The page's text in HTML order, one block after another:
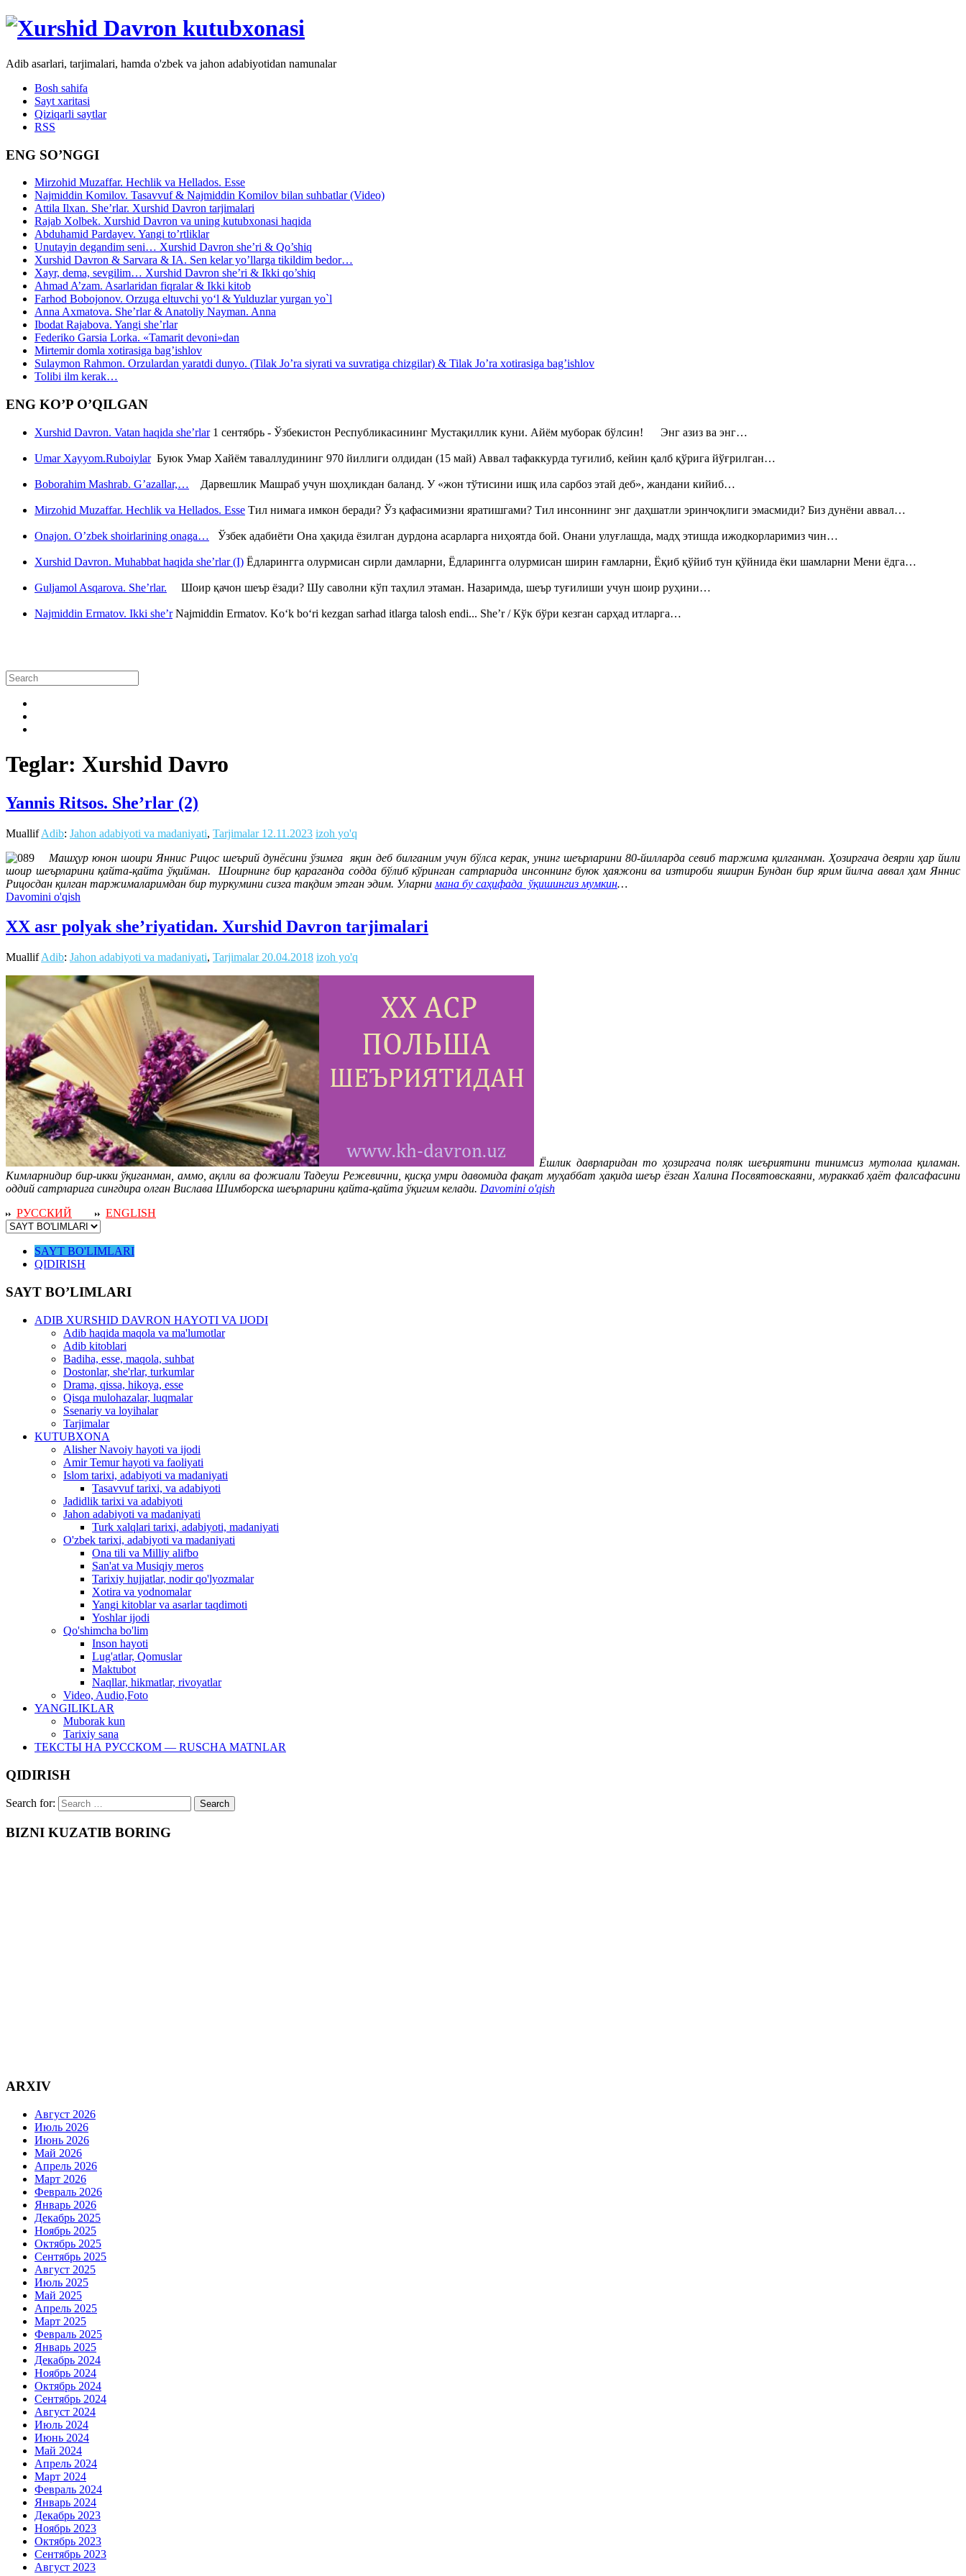
Adib asarlari, tarjimalari, hamda o'zbek va jahon adabiyotidan namunalar
Bosh sahifa
Sayt xaritasi
Qiziqarli saytlar
RSS
ENG SO’NGGI
Mirzohid Muzaffar. Hechlik va Hellados. Esse
Najmiddin Komilov. Tasavvuf & Najmiddin Komilov bilan suhbatlar (Video)
Attila Ilxan. She’rlar. Xurshid Davron tarjimalari
Rajab Xolbek. Xurshid Davron va uning kutubxonasi haqida
Abduhamid Pardayev. Yangi to’rtliklar
Unutayin degandim seni… Xurshid Davron she’ri & Qo’shiq
Xurshid Davron & Sarvara & IA. Sen kelar yo’llarga tikildim bedor…
Xayr, dema, sevgilim… Xurshid Davron she’ri & Ikki qo’shiq
Ahmad A’zam. Asarlaridan fiqralar & Ikki kitob
Farhod Bobojonov. Orzuga eltuvchi yo‘l & Yulduzlar yurgan yo`l
Anna Axmatova. She’rlar & Anatoliy Nayman. Anna
Ibodat Rajabova. Yangi she’rlar
Federiko Garsia Lorka. «Tamarit devoni»dan
Mirtemir domla xotirasiga bag’ishlov
Sulaymon Rahmon. Orzulardan yaratdi dunyo. (Tilak Jo’ra siyrati va suvratiga chizgilar) & Tilak Jo’ra xotirasiga bag’ishlov
Tolibi ilm kerak…
ENG KO’P O’QILGAN
Xurshid Davron. Vatan haqida she’rlar1 сентябрь - Ўзбекистон Республикасининг Мустақиллик куни. Айём муборак бўлсин! Энг азиз ва энг…
Umar Xayyom.RuboiylarБуюк Умар Хайём таваллудининг 970 йиллиги олдидан (15 май) Аввал тафаккурда туғилиб, кейин қалб қўрига йўғрилган…
Boborahim Mashrab. G’azallar,… Дарвешлик Машраб учун шоҳликдан баланд. У «жон тўтисини ишқ ила сарбоз этай деб», жандани кийиб…
Mirzohid Muzaffar. Hechlik va Hellados. Esse Тил нимага имкон беради? Ўз қафасимизни яратишгами? Тил инсоннинг энг даҳшатли эринчоқлиги эмасмиди? Биз дунёни аввал…
Onajon. O’zbek shoirlarining onaga… Ўзбек адабиёти Она ҳақида ёзилган дурдона асарларга ниҳоятда бой. Онани улуғлашда, мадҳ этишда ижодкорларимиз чин…
Xurshid Davron. Muhabbat haqida she’rlar (I) Ёдларингга олурмисан сирли дамларни, Ёдларингга олурмисан ширин ғамларни, Ёқиб қўйиб тун қўйнида ёки шамларни Мени ёдга…
Guljamol Asqarova. She’rlar. Шоир қачон шеър ёзади? Шу саволни кўп таҳлил этаман. Назаримда, шеър туғилиши учун шоир руҳини…
Najmiddin Ermatov. Ikki she’rNajmiddin Ermatov. Ko‘k bo‘ri kezgan sarhad itlarga talosh endi... She’r / Кўк бўри кезган сарҳад итларга…
Teglar: Xurshid Davro
Yannis Ritsos. She’rlar (2)
MuallifAdib: Jahon adabiyoti va madaniyati, Tarjimalar 12.11.2023 izoh yo'q
Машҳур юнон шоири Яннис Рицос шеърий дунёсини ўзимга яқин деб билганим учун бўлса керак, унинг шеърларини 80-йилларда севиб таржима қилганман. Ҳозиргача деярли ҳар йили
шоир шеърларини қайта-қайта ўқийман. Шоирнинг бир қараганда содда бўлиб кўринган сатрларида инсоннинг буюк ҳаяжони ва изтироби яширин Бундан бир ярим йилча аввал ҳам Яннис
Рицосдан қилган таржималаримдан бир туркумини сизга тақдим этган эдим. Уларни мана бу саҳифада ўқишингиз мумкин…
Davomini o'qish
XX asr polyak she’riyatidan. Xurshid Davron tarjimalari
MuallifAdib: Jahon adabiyoti va madaniyati, Tarjimalar 20.04.2018 izoh yo'q
Ёшлик даврларидан то ҳозиргача поляк шеъриятини тинимсиз мутолаа қиламан.
Кимларнидир бир-икки ўқиганман, аммо, ақлли ва фожиали Тадеуш Режевични, қисқа умри давомида фақат муҳаббат ҳақида шеър ёзган Халина Посвятовскаяни, мураккаб ҳаёт фалсафасини
оддий сатрларига сингдира олган Вислава Шимборска шеърларини қайта-қайта ўқигим келади. Davomini o'qish
РУССКИЙ
ENGLISH
SAYT BO'LIMLARI
QIDIRISH
SAYT BO’LIMLARI
ADIB XURSHID DAVRON HAYOTI VA IJODI
Adib haqida maqola va ma'lumotlar
Adib kitoblari
Badiha, esse, maqola, suhbat
Dostonlar, she'rlar, turkumlar
Drama, qissa, hikoya, esse
Qisqa mulohazalar, luqmalar
Ssenariy va loyihalar
Tarjimalar
KUTUBXONA
Alisher Navoiy hayoti va ijodi
Amir Temur hayoti va faoliyati
Islom tarixi, adabiyoti va madaniyati
Tasavvuf tarixi, va adabiyoti
Jadidlik tarixi va adabiyoti
Jahon adabiyoti va madaniyati
Turk xalqlari tarixi, adabiyoti, madaniyati
O'zbek tarixi, adabiyoti va madaniyati
Ona tili va Milliy alifbo
San'at va Musiqiy meros
Tarixiy hujjatlar, nodir qo'lyozmalar
Xotira va yodnomalar
Yangi kitoblar va asarlar taqdimoti
Yoshlar ijodi
Qo'shimcha bo'lim
Inson hayoti
Lug'atlar, Qomuslar
Maktubot
Naqllar, hikmatlar, rivoyatlar
Video, Audio,Foto
YANGILIKLAR
Muborak kun
Tarixiy sana
ТЕКСТЫ НА РУССКОМ — RUSCHA MATNLAR
QIDIRISH
Search for:
BIZNI KUZATIB BORING
ARXIV
Август 2026
Июль 2026
Июнь 2026
Май 2026
Апрель 2026
Март 2026
Февраль 2026
Январь 2026
Декабрь 2025
Ноябрь 2025
Октябрь 2025
Сентябрь 2025
Август 2025
Июль 2025
Май 2025
Апрель 2025
Март 2025
Февраль 2025
Январь 2025
Декабрь 2024
Ноябрь 2024
Октябрь 2024
Сентябрь 2024
Август 2024
Июль 2024
Июнь 2024
Май 2024
Апрель 2024
Март 2024
Февраль 2024
Январь 2024
Декабрь 2023
Ноябрь 2023
Октябрь 2023
Сентябрь 2023
Август 2023